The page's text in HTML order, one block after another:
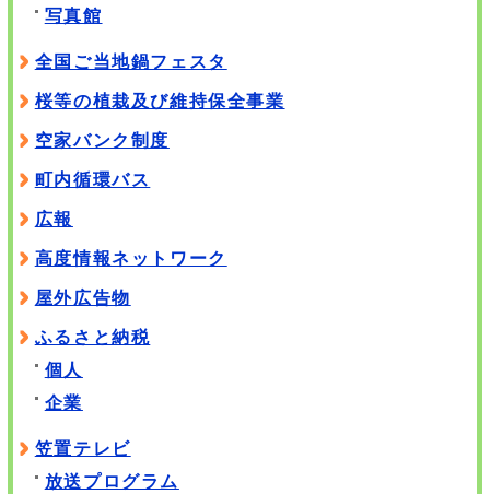
写真館
全国ご当地鍋フェスタ
桜等の植栽及び維持保全事業
空家バンク制度
町内循環バス
広報
高度情報ネットワーク
屋外広告物
ふるさと納税
個人
企業
笠置テレビ
放送プログラム